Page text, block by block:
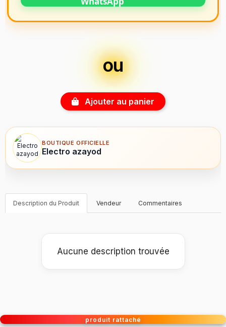
ou
Ajouter au panier
BOUTIQUE OFFICIELLE
Electro azayod
Description du Produit Vendeur Commentaires
Aucune description trouvée
produit rattaché